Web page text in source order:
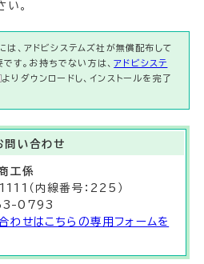
。
は、アドビシステムズ社が無償配布して
。お持ちでない方は、アドビシステ
よりダウンロードし、インストールを完了
問い合わせ
工係
（内線番号：225）
0793
わせはこちらの専用フォームを